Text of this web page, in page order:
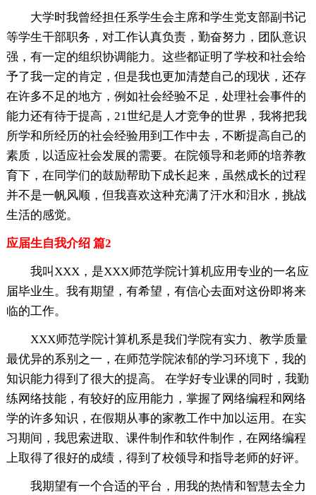
大学时我曾经担任系学生会主席和学生党支部副书记
等学生干部职务，对工作认真负责，勤奋努力，团队意识
强，有一定的组织协调能力。这些都证明了学校和社会给
予了我一定的肯定，但是我也更加清楚自己的现状，还存
在许多不足的地方，例如社会经验不足，处理社会事件的
能力还有待于提高，21世纪是人才竞争的世界，我将把我
所学和所经历的社会经验用到工作中去，不断提高自己的
素质，以适应社会发展的需要。在院领导和老师的培养教
育下，在同学们的鼓励帮助下成长起来，虽然成长的过程
并不是一帆风顺，但我喜欢这种充满了汗水和泪水，挑战
生活的感觉。
应届生自我介绍 篇2
我叫XXX，是XXX师范学院计算机应用专业的一名应
届毕业生。我有期望，有希望，有信心去面对这份即将来
临的工作。
XXX师范学院计算机系是我们学院有实力、教学质量
最优异的系别之一，在师范学院浓郁的学习环境下，我的
知识能力得到了很大的提高。 在学好专业课的同时，我勤
练网络技能，有较好的应用能力，掌握了网络编程和网络
学的许多知识，在假期从事的家教工作中加以运用。在实
习期间，我思索进取、课件制作和软件制作，在网络编程
上取得了很好的成绩，得到了校领导和指导老师的好评。
我期望有一个合适的平台，用我的热情和智慧去全力